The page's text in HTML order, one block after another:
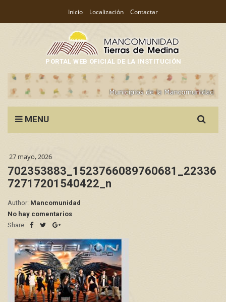
Inicio Localización Contactar
PORTAL WEB OFICIAL DE LA INSTITUCIÓN
MENU
for:
27 mayo, 2026
702353883_1523766089760681_22336
72717201540422_n
Author: Mancomunidad
No hay comentarios
Share: